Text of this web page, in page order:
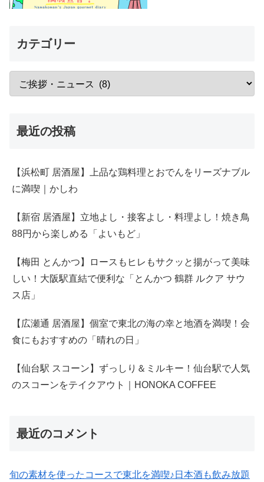
カテゴリー
最近の投稿
【浜松町 居酒屋】上品な鶏料理とおでんをリーズナブル
に満喫｜かしわ
【新宿 居酒屋】立地よし・接客よし・料理よし！焼き鳥
88円から楽しめる「よいもど」
【梅田 とんかつ】ロースもヒレもサクッと揚がって美味
しい！大阪駅直結で便利な「とんかつ 鶴群 ルクア サウ
ス店」
【広瀬通 居酒屋】個室で東北の海の幸と地酒を満喫！会
食にもおすすめの「晴れの日」
【仙台駅 スコーン】ずっしり＆ミルキー！仙台駅で人気
のスコーンをテイクアウト｜HONOKA COFFEE
最近のコメント
旬の素材を使ったコースで東北を満喫♪日本酒も飲み放題